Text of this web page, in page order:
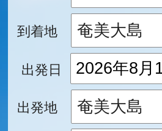
到着地
出発日
出発地